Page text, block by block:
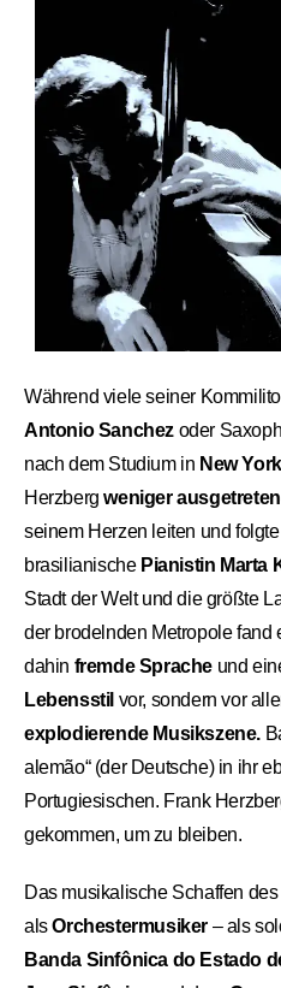
Während viele seiner
Antonio Sanchez oder
nach dem Studium in New York
Herzbergweniger
seinem Herzen leiten und
brasilianische Pianistin Marta
Stadt der Welt und die größte
der brodelnden Metropole fand
dahin fremde Sprache und
Lebensstil vor, sondern vor
explodierende Musikszene.
alemão“ (der Deutsche) in ihr
Portugiesischen. Frank
gekommen, um zu bleiben.
Das musikalische Schaffen
alsOrchestermusiker – als
Banda Sinfônica do Estado